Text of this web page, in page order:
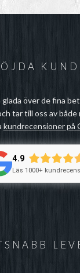
över de fina
tar till oss av både
kundrecensioner på
4.9
Läs 1000+